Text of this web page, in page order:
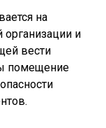
на
организации и
вести
помещение